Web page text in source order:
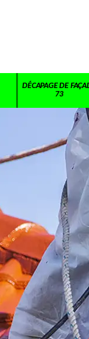
DÉCAPAGE DE
73